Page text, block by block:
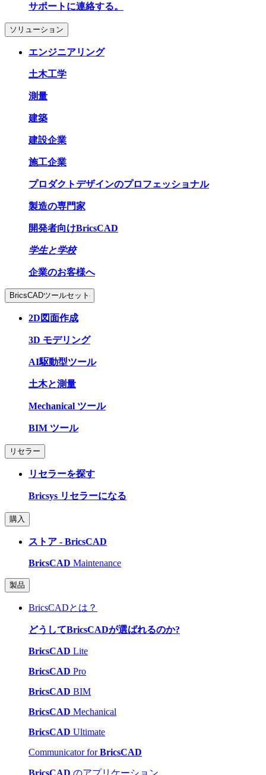
サポートに連絡する。
ソリューション
エンジニアリング
土木工学
測量
建築
建設企業
施工企業
プロダクトデザインのプロフェッショナル
製造の専門家
開発者向けBricsCAD
学生と学校
企業のお客様へ
BricsCADツールセット
2D図面作成
3D モデリング
AI駆動型ツール
土木と測量
Mechanical ツール
BIM ツール
リセラー
リセラーを探す
Bricsys リセラーになる
購入
ストア - BricsCAD
BricsCAD Maintenance
製品
BricsCADとは？
どうしてBricsCADが選ばれるのか?
BricsCAD Lite
BricsCAD Pro
BricsCAD BIM
BricsCAD Mechanical
BricsCAD Ultimate
Communicator forBricsCAD
BricsCAD のアプリケーション